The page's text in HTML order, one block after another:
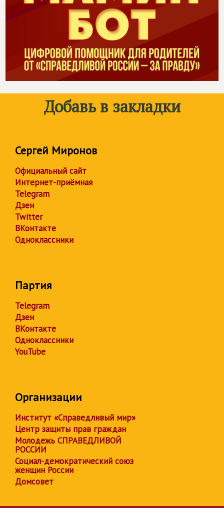
Добавь в закладки
Сергей Миронов
Официальный сайт
Интернет-приёмная
Telegram
Дзен
Twitter
ВКонтакте
Одноклассники
Партия
Telegram
Дзен
ВКонтакте
Одноклассники
YouTube
Организации
Институт «Справедливый мир»
Центр защиты прав граждан
Молодежь СПРАВЕДЛИВОЙ
РОССИИ
Социал-демократический союз
женщин России
Домсовет